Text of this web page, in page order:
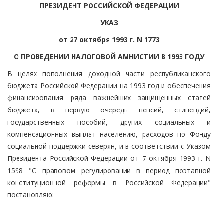
ПРЕЗИДЕНТ РОССИЙСКОЙ ФЕДЕРАЦИИ
УКАЗ
от 27 октября 1993 г. N 1773
О ПРОВЕДЕНИИ НАЛОГОВОЙ АМНИСТИИ В 1993 ГОДУ
В целях пополнения доходной части республиканского
бюджета Российской Федерации на 1993 год и обеспечения
финансирования ряда важнейших защищенных статей
бюджета, в первую очередь пенсий, стипендий,
государственных пособий, других социальных и
компенсационных выплат населению, расходов по Фонду
социальной поддержки северян, и в соответствии с Указом
Президента Российской Федерации от 7 октября 1993 г. N
1598 "О правовом регулировании в период поэтапной
конституционной реформы в Российской Федерации"
постановляю: